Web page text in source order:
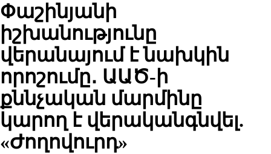
Փաշինյանի
իշխանությունը
վերանայում է նախկին
որոշումը․ ԱԱԾ-ի
քննչական մարմինը
կարող է վերականգնվել.
«Ժողովուրդ»